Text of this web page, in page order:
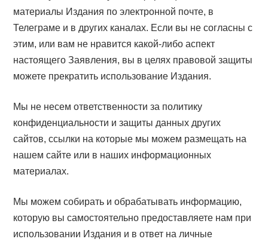
материалы Издания по электронной почте, в
Телеграме и в других каналах. Если вы не согласны с
этим, или вам не нравится какой-либо аспект
настоящего Заявления, вы в целях правовой защиты
можете прекратить использование Издания.
Мы не несем ответственности за политику
конфиденциальности и защиты данных других
сайтов, ссылки на которые мы можем размещать на
нашем сайте или в наших информационных
материалах.
Мы можем собирать и обрабатывать информацию,
которую вы самостоятельно предоставляете нам при
использовании Издания и в ответ на личные